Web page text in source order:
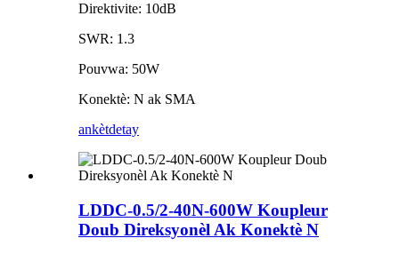
Direktivite: 10dB
SWR: 1.3
Pouvwa: 50W
Konektè: N ak SMA
ankètdetay
LDDC-0.5/2-40N-600W Koupleur
Doub Direksyonèl Ak Konektè N